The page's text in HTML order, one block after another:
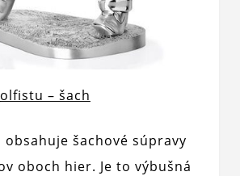
– šach
obsahuje šachové súpravy
oboch hier. Je to výbušná